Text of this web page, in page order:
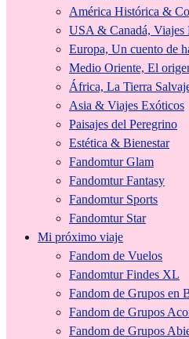
América Histórica &
USA & Canadá, Viajes
Europa, Un cuento de
Medio Oriente, El
África, La Tierra
Asia & Viajes Exóticos
Paisajes del Peregrino
Estética & Bienestar
Fandomtur Glam
Fandomtur Fantasy
Fandomtur Sports
Fandomtur Star
Mi próximo viaje
Fandom de Vuelos
Fandomtur Findes XL
Fandom de Grupos en
Fandom de Grupos
Fandom de Grupos